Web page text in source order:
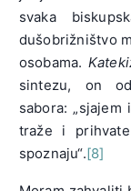
svaka
dušobrižništvo
osobama.
sintezu, on
sabora:
traže i
spoznaju“.[8]